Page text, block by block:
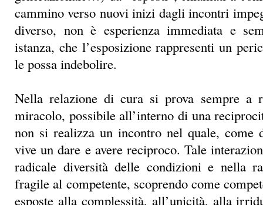
Nella relazione di cura si prova sempre a
miracolo, possibile all’interno di una
non si realizza un incontro nel quale, come
vive un dare e avere reciproco. Tale
radicale diversità delle condizioni e nella
fragile al competente, scoprendo come
esposte alla complessità, all’unicità, alla
condizione di fragilità. Una relazione di
solo se anche chi porta competenza e ruolo
espone, lascia “disfare” i propri
propria fragilità.